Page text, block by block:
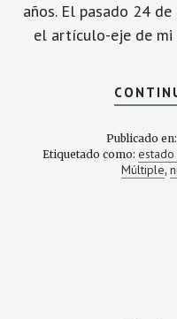
años. El pasado 24
el artículo-eje de
Publicado en:
Etiquetado como:
Múltiple,